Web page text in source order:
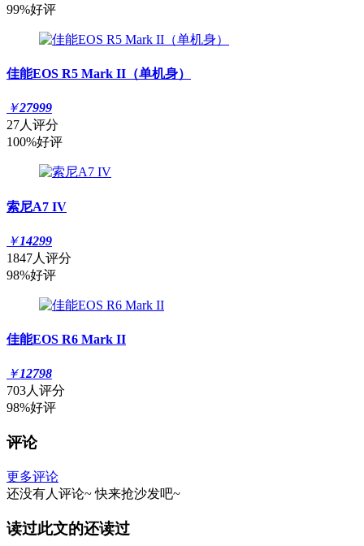
99%好评
佳能EOS R5 Mark II（单机身）
￥27999
27人评分
100%好评
索尼A7 IV
￥14299
1847人评分
98%好评
佳能EOS R6 Mark II
￥12798
703人评分
98%好评
评论
更多评论
还没有人评论~ 快来抢沙发吧~
读过此文的还读过